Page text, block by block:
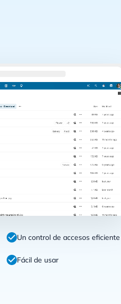
Un control de accesos eficiente
Fácil de usar